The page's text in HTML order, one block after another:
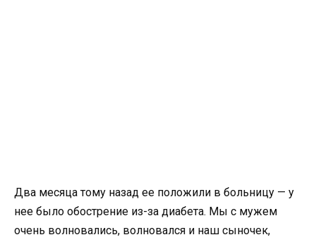
Два месяца тому назад ее положили в больницу — у
нее было обострение из-за диабета. Мы с мужем
очень волновались, волновался и наш сыночек,